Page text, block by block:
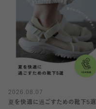
2026.08.07
夏を快適に過ごすための靴下5選